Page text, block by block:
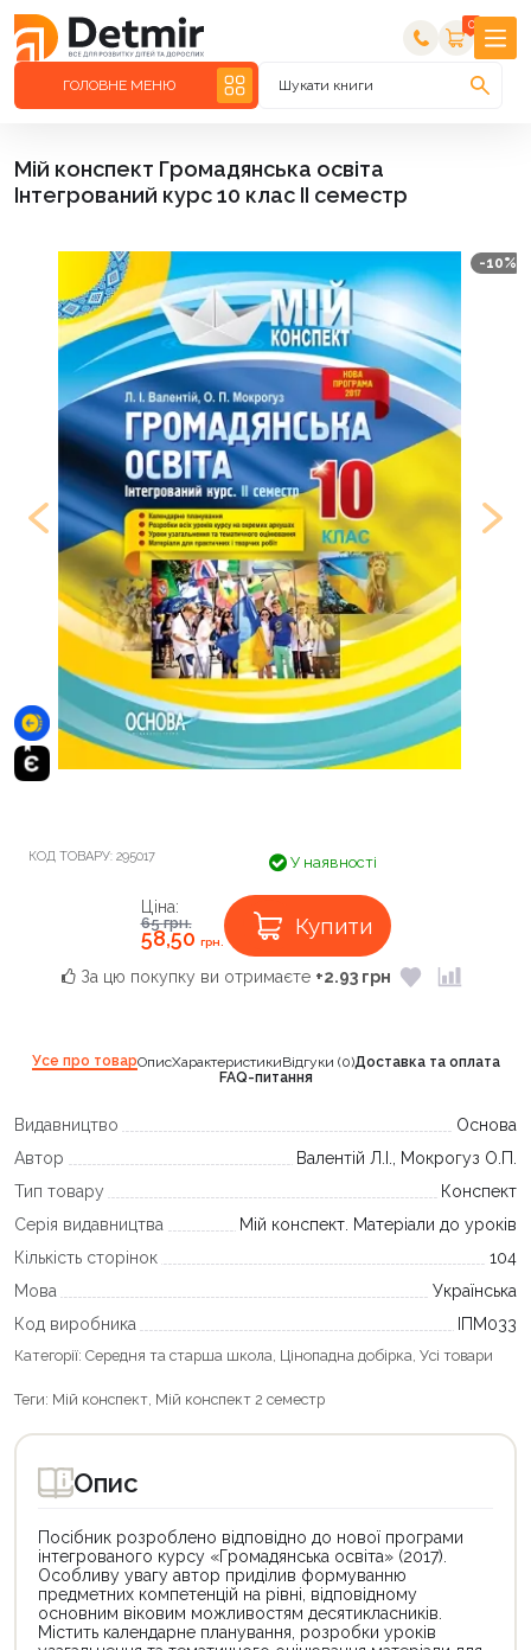
0
ГОЛОВНЕ МЕНЮ Шукати книги
Мій конспект Громадянська освіта
Інтегрований курс 10 клас II семестр
-10%
КОД ТОВАРУ: 295017 У наявності
Ціна:
65грн.
58,50 грн.
Купити
За цю покупку ви отримаєте +2.93 грн
Усе про товарОписХарактеристикиВідгуки (0)Доставка та оплата
FAQ-питання
Видавництво
Основа
Автор
Валентій Л.І., Мокрогуз О.П.
Тип товару
Конспект
Серія видавництва
Мій конспект. Матеріали до уроків
Кількість сторінок
104
Мова
Українська
Код виробника
ІПМ033
Категорії: Середня та старша школа, Цінопадна добірка, Усі товари
Теги: Мій конспект, Мій конспект 2 семестр
Опис
Посібник розроблено відповідно до нової програми
інтегрованого курсу «Громадянська освіта» (2017).
Особливу увагу автор приділив формуванню
предметних компетенцій на рівні, відповідному
основним віковим можливостям десятикласників.
Містить календарне планування, розробки уроків